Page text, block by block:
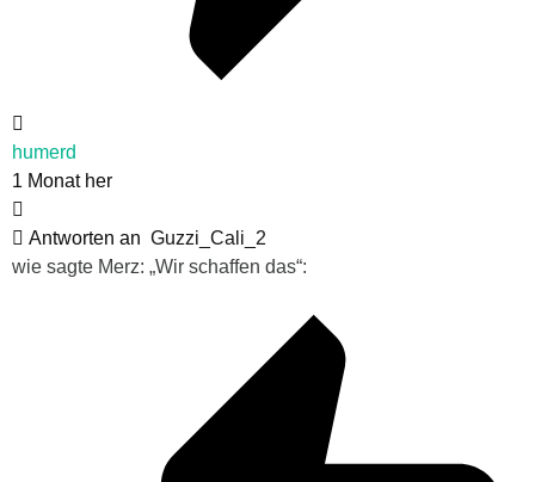
humerd
1 Monat her
Antworten an Guzzi_Cali_2
wie sagte Merz: „Wir schaffen das“: